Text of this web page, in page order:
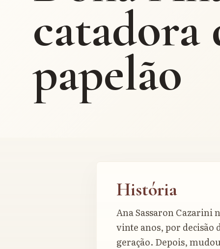
catadora
papelão
História
Ana Sassaron Cazarini
vinte anos, por decisão
geração. Depois,